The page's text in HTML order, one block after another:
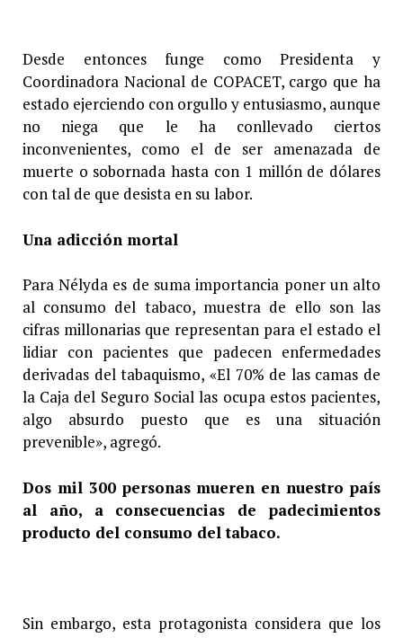
Desde entonces funge como Presidenta y
Coordinadora Nacional de COPACET, cargo que ha
estado ejerciendo con orgullo y entusiasmo, aunque
no niega que le ha conllevado ciertos
inconvenientes, como el de ser amenazada de
muerte o sobornada hasta con 1 millón de dólares
con tal de que desista en su labor.
Una adicción mortal
Para Nélyda es de suma importancia poner un alto
al consumo del tabaco, muestra de ello son las
cifras millonarias que representan para el estado el
lidiar con pacientes que padecen enfermedades
derivadas del tabaquismo, «El 70% de las camas de
la Caja del Seguro Social las ocupa estos pacientes,
algo absurdo puesto que es una situación
prevenible», agregó.
Dos mil 300 personas mueren en nuestro país
al año, a consecuencias de padecimientos
producto del consumo del tabaco.
Sin embargo, esta protagonista considera que los